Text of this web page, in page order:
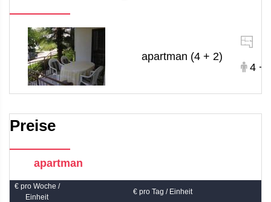
apartman (4 + 2)
4 +
Preise
apartman
€ pro Woche /
Einheit
€ pro Tag / Einheit